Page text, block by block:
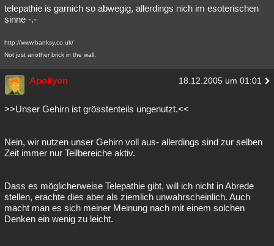
telepathie is garnich so abwegig, allerdings nich im esoterischen
sinne -.-
http://www.banksy.co.uk/
Not just another brick in the wall.
Apollyon 18.12.2005 um 01:01
>>Unser Gehirn ist grösstenteils ungenutzt.<<
Nein, wir nutzen unser Gehirn voll aus- allerdings sind zur selben
Zeit immer nur Teilbereiche aktiv.
Dass es möglicherweise Telepathie gibt, will ich nicht in Abrede
stellen, erachte dies aber als ziemlich unwahrscheinlich. Auch
macht man es sich meiner Meinung nach mit einem solchen
Denken ein wenig zu leicht.